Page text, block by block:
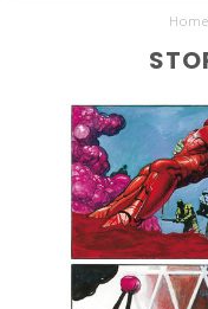
Home